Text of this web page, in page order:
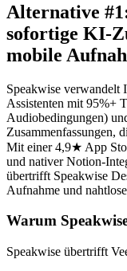
Alternative
sofortige KI-
mobile
Speakwise
Assistenten mit 95%+
Audiobedingungen)
Zusammenfassungen,
Mit einer 4,9★ App
und nativer Notion-
übertrifft Speakwise
Aufnahme und
Warum
Speakwise übertrifft